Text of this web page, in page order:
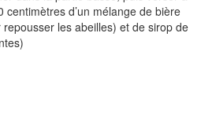
centimètres d’un mélange de bière
les abeilles) et de sirop de